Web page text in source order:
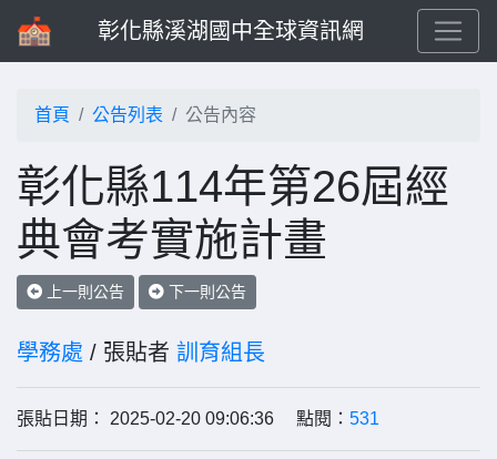
彰化縣溪湖國中全球資訊網
首頁 公告列表 公告內容
彰化縣114年第26屆經
典會考實施計畫
上一則公告 下一則公告
學務處 / 張貼者 訓育組長
張貼日期： 2025-02-20 09:06:36 點閱： 531